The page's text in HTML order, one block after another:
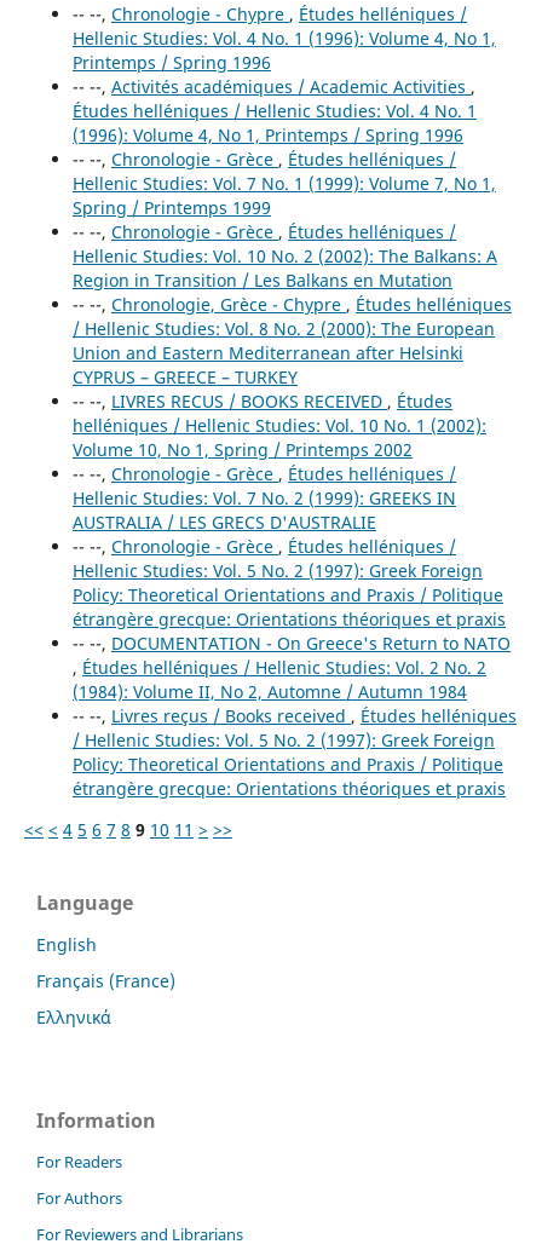
-- --, Chronologie - Chypre , Études helléniques /
Hellenic Studies: Vol. 4 No. 1 (1996): Volume 4, No 1,
Printemps / Spring 1996
-- --, Activités académiques / Academic Activities ,
Études helléniques / Hellenic Studies: Vol. 4 No. 1
(1996): Volume 4, No 1, Printemps / Spring 1996
-- --, Chronologie - Grèce , Études helléniques /
Hellenic Studies: Vol. 7 No. 1 (1999): Volume 7, No 1,
Spring / Printemps 1999
-- --, Chronologie - Grèce , Études helléniques /
Hellenic Studies: Vol. 10 No. 2 (2002): The Balkans: A
Region in Transition / Les Balkans en Mutation
-- --, Chronologie, Grèce - Chypre , Études helléniques
/ Hellenic Studies: Vol. 8 No. 2 (2000): The European
Union and Eastern Mediterranean after Helsinki
CYPRUS – GREECE – TURKEY
-- --, LIVRES RECUS / BOOKS RECEIVED , Études
helléniques / Hellenic Studies: Vol. 10 No. 1 (2002):
Volume 10, No 1, Spring / Printemps 2002
-- --, Chronologie - Grèce , Études helléniques /
Hellenic Studies: Vol. 7 No. 2 (1999): GREEKS IN
AUSTRALIA / LES GRECS D'AUSTRALIE
-- --, Chronologie - Grèce , Études helléniques /
Hellenic Studies: Vol. 5 No. 2 (1997): Greek Foreign
Policy: Theoretical Orientations and Praxis / Politique
étrangère grecque: Orientations théoriques et praxis
-- --, DOCUMENTATION - On Greece's Return to NATO
, Études helléniques / Hellenic Studies: Vol. 2 No. 2
(1984): Volume II, No 2, Automne / Autumn 1984
-- --, Livres reçus / Books received , Études helléniques
/ Hellenic Studies: Vol. 5 No. 2 (1997): Greek Foreign
Policy: Theoretical Orientations and Praxis / Politique
étrangère grecque: Orientations théoriques et praxis
<< < 4 5 6 7 8 9 10 11 > >>
Language
English
Français (France)
Ελληνικά
Information
For Readers
For Authors
For Reviewers and Librarians